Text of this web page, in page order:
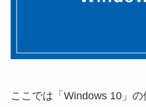
ここでは「Windows 10」